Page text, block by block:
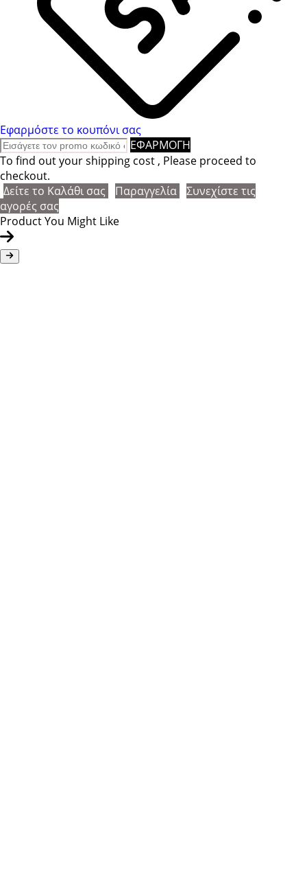
Εφαρμόστε το κουπόνι σας
ΕΦΑΡΜΟΓΗ
To find out your shipping cost , Please proceed to
checkout.
Δείτε το Καλάθι σας
Παραγγελία
Συνεχίστε τις
αγορές σας
Product You Might Like